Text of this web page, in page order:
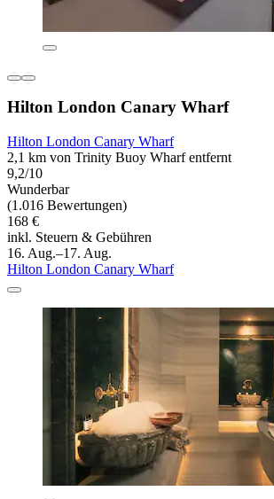
Hilton London Canary Wharf
Hilton London Canary Wharf
2,1 km von Trinity Buoy Wharf entfernt
9,2/10
Wunderbar
(1.016 Bewertungen)
168 €
inkl. Steuern & Gebühren
16. Aug.–17. Aug.
Hilton London Canary Wharf